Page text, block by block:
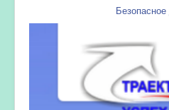
Безопасное